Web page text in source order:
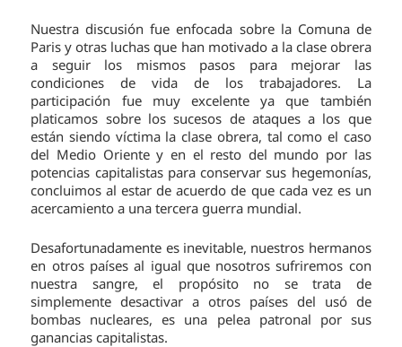
Nuestra discusión fue enfocada sobre la Comuna de
Paris y otras luchas que han motivado a la clase obrera
a seguir los mismos pasos para mejorar las
condiciones de vida de los trabajadores. La
participación fue muy excelente ya que también
platicamos sobre los sucesos de ataques a los que
están siendo víctima la clase obrera, tal como el caso
del Medio Oriente y en el resto del mundo por las
potencias capitalistas para conservar sus hegemonías,
concluimos al estar de acuerdo de que cada vez es un
acercamiento a una tercera guerra mundial.
Desafortunadamente es inevitable, nuestros hermanos
en otros países al igual que nosotros sufriremos con
nuestra sangre, el propósito no se trata de
simplemente desactivar a otros países del usó de
bombas nucleares, es una pelea patronal por sus
ganancias capitalistas.